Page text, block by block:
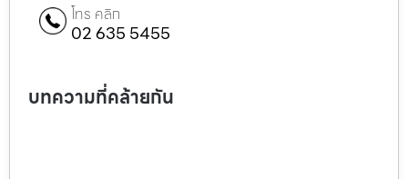
โทร คลิก
02 635 5455
บทความที่คล้ายกัน